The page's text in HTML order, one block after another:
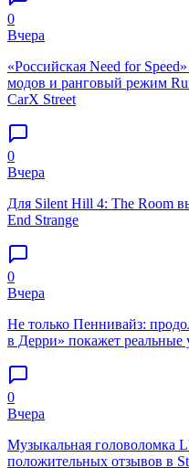
0
Вчера
«Российская Need for
модов и ранговый режим
CarX Street
0
Вчера
Для Silent Hill 4: The Room
End Strange
0
Вчера
Не только Пеннивайз:
в Дерри» покажет
0
Вчера
Музыкальная головоломка
положительных отзывов в